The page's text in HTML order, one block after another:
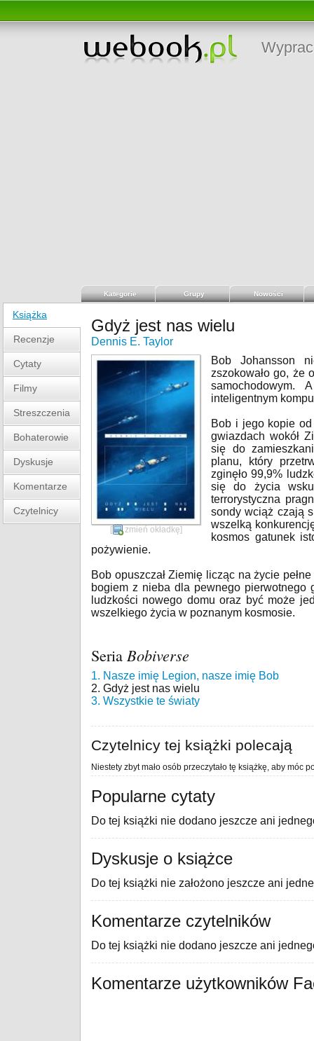
Kategorie Grupy Nowości
Książka
Recenzje
Cytaty
Filmy
Streszczenia
Bohaterowie
Dyskusje
Komentarze
Czytelnicy
Gdyż jest nas wielu
Dennis E. Taylor
[ zmień okładkę]
Bob Johansson
zszokowało go, że
inteligentnym
Bob i jego kopie
gwiazdach wokół
się do
planu, który
zginęło 99,9%
się do życia
terrorystyczna
sondy wciąż czają
wszelką
kosmos gatunek
pożywienie.
Bob opuszczał Ziemię licząc na życie
bogiem z nieba dla pewnego
ludzkości nowego domu oraz być może
wszelkiego życia w poznanym kosmosie.
Seria Bobiverse
1. Nasze imię Legion, nasze imię Bob
2. Gdyż jest nas wielu
3. Wszystkie te światy
Czytelnicy tej książki polecają
Niestety zbyt mało osób przeczytało tę książkę, aby móc
Popularne cytaty
Do tej książki nie dodano jeszcze ani
Dyskusje o książce
Do tej książki nie założono jeszcze ani
Komentarze czytelników
Do tej książki nie dodano jeszcze ani
Komentarze użytkowników